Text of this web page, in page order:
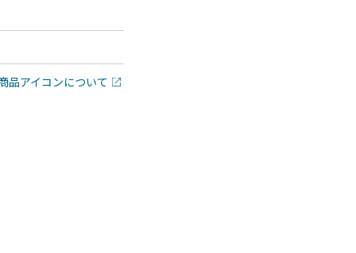
品アイコンについて